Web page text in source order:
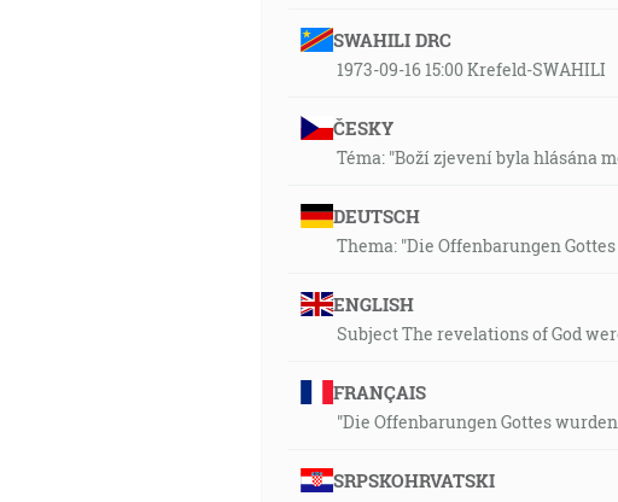
SWAHILI DRC
1973-09-16 15:00 Krefeld-SWAHILI
ČESKY
Téma: "Boží zjevení byla hlásána
DEUTSCH
Thema: "Die Offenbarungen
ENGLISH
Subject The revelations of God
FRANÇAIS
"Die Offenbarungen Gottes
SRPSKOHRVATSKI